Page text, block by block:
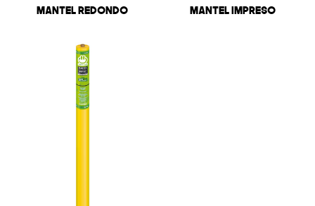
Mantel Redondo Mantel Impreso